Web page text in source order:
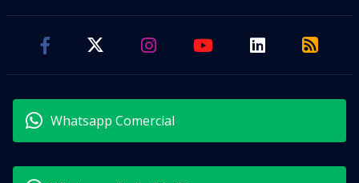
Whatsapp Comercial